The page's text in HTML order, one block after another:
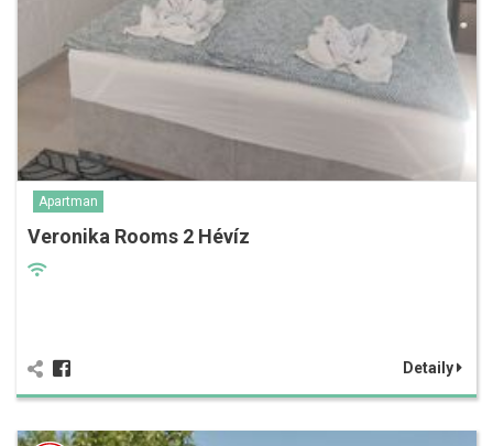
Apartman
Veronika Rooms 2 Hévíz
Detaily